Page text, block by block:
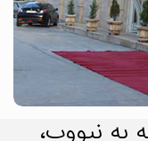
به نیووب،